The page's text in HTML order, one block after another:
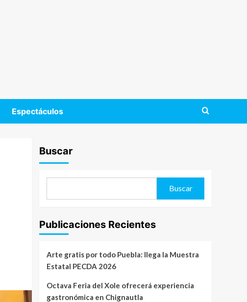
Espectáculos
Buscar
Buscar
Publicaciones Recientes
Arte gratis por todo Puebla: llega la Muestra
Estatal PECDA 2026
Octava Feria del Xole ofrecerá experiencia
gastronómica en Chignautla